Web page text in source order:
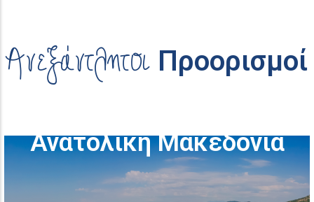
Ανεξάντλητοι Προορισμοί
Ανατολική Μακεδονία